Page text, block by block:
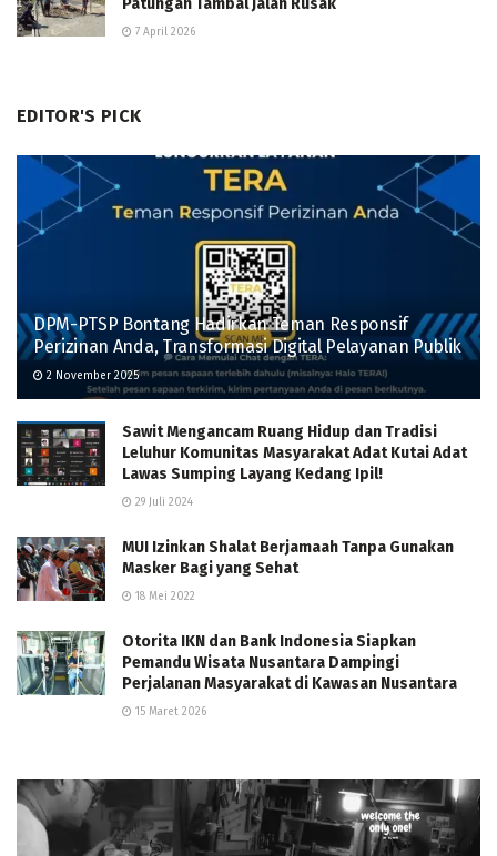
Patungan Tambal Jalan Rusak
7 April 2026
EDITOR'S PICK
DPM-PTSP Bontang Hadirkan Teman Responsif
Perizinan Anda, Transformasi Digital Pelayanan Publik
2 November 2025
Sawit Mengancam Ruang Hidup dan Tradisi
Leluhur Komunitas Masyarakat Adat Kutai Adat
Lawas Sumping Layang Kedang Ipil!
29 Juli 2024
MUI Izinkan Shalat Berjamaah Tanpa Gunakan
Masker Bagi yang Sehat
18 Mei 2022
Otorita IKN dan Bank Indonesia Siapkan
Pemandu Wisata Nusantara Dampingi
Perjalanan Masyarakat di Kawasan Nusantara
15 Maret 2026